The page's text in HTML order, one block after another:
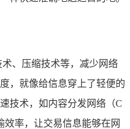
、压缩技术等，减少网络
，就像给信息穿上了轻便的
技术，如内容分发网络（C
率，让交易信息能够在网